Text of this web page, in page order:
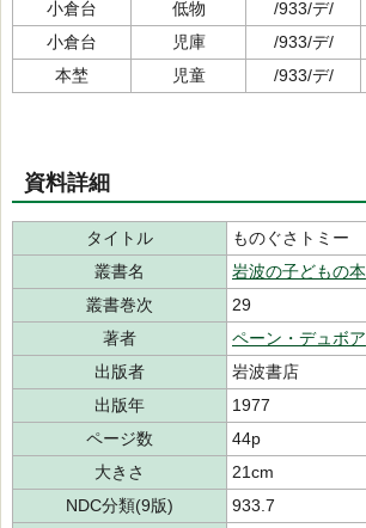
小倉台
低物 /933/デ/
小倉台
児庫 /933/デ/
本埜
児童 /933/デ/
資料詳細
タイトル
ものぐさトミー
叢書名
岩波の子どもの本
叢書巻次
29
著者
ペーン・デュボア
出版者
岩波書店
出版年
1977
ページ数
44p
大きさ
21cm
NDC分類(9版)
933.7